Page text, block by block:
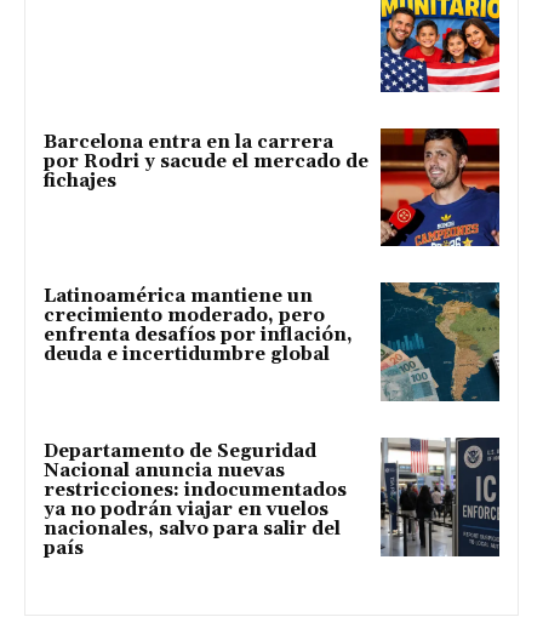
Barcelona entra en la carrera
por Rodri y sacude el mercado de
fichajes
Latinoamérica mantiene un
crecimiento moderado, pero
enfrenta desafíos por inflación,
deuda e incertidumbre global
Departamento de Seguridad
Nacional anuncia nuevas
restricciones: indocumentados
ya no podrán viajar en vuelos
nacionales, salvo para salir del
país